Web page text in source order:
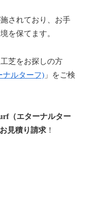
されており、お手
を保てます。
芝をお探しの方
ナルターフ) 」をご検
（エターナルター
見積り請求 ！